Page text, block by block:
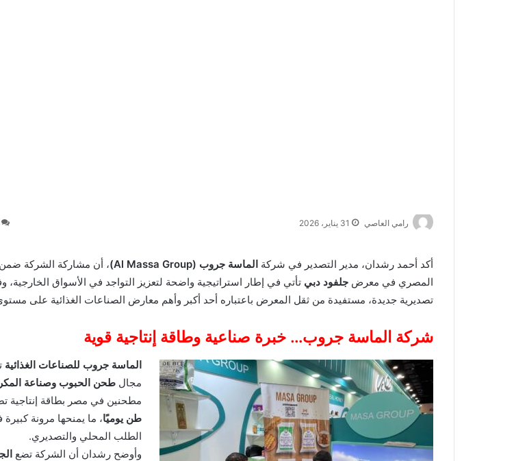
رامي العاصي 31 يناير، 2026
أكد أحمد رشدان، مدير التصدير في شركة الماسة جروب (Al Massa Group)
، أن مشاركة الشركة ضمن
المصري في معرض جلفود دبي تأتي في إطار استراتيجية واضحة لتعزيز التواجد في الأسواق الخارجية،
تصديرية جديدة، مستفيدة من ثقل المعرض باعتباره أحد أكبر وأهم معارض الصناعات الغذائية على
شركة الماسة جروب… خبرة صناعية وطاقة إنتاجية قوية
الماسة جروب للصناعات الغذائية
مجالطحن الحبوب وصناعة
مطحنين في مصر بطاقة إنتاجية
طن يوميًا، ما يمنحها مرونة كبيرة
الطلب المحلي والتصديري.
وأوضح رشدان أن الشركة تضع